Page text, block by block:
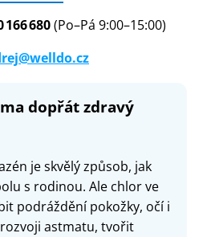
166 680(Po–Pá 9:00–15:00)
dopřát zdravý
je skvělý způsob, jak
s rodinou. Ale chlor ve
podráždění pokožky, očí i
astmatu, tvořit